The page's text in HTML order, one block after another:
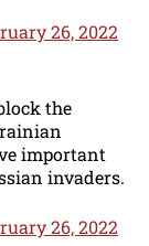
26, 2022
the
important
invaders.
26, 2022